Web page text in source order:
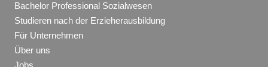
Bachelor Professional Sozialwesen
Studieren nach der Erzieherausbildung
Für Unternehmen
Über uns